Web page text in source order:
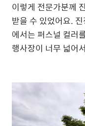
이렇게 전문가분께
받을 수 있었어요.
에서는 퍼스널 컬러
행사장이 너무 넓어